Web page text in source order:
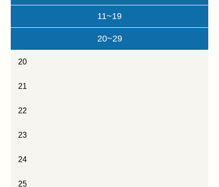
11~19
20~29
20
21
22
23
24
25